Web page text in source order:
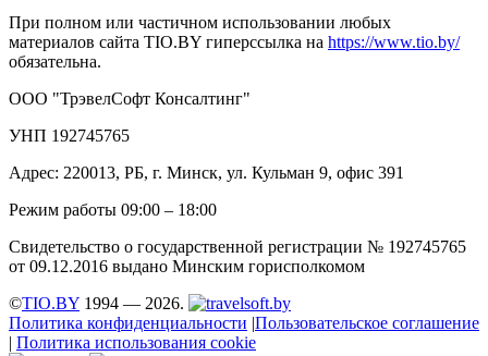
При полном или частичном использовании любых
материалов сайта TIO.BY гиперссылка на https://www.tio.by/
обязательна.
ООО "ТрэвелСофт Консалтинг"
УНП 192745765
Адрес: 220013, РБ, г. Минск, ул. Кульман 9, офис 391
Режим работы 09:00 – 18:00
Свидетельство о государственной регистрации № 192745765
от 09.12.2016 выдано Минским горисполкомом
©TIO.BY 1994 — 2026.
Политика конфиденциальности |Пользовательское соглашение
| Политика использования cookie